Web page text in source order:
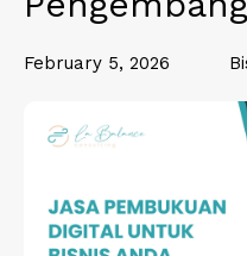
February 5, 2026